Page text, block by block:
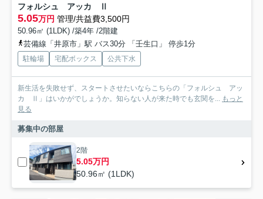
フォルシュ アッカ Ⅱ
5.05万円 管理/共益費3,500円
50.96㎡ (1LDK) /築4年 /2階建
芸備線「井原市」駅 バス30分 「壬生口」 停歩1分
駐輪場 宅配ボックス 公共下水
新生活を失敗せず、スタートさせたいならこちらの「フォルシュ アッ
カ Ⅱ」はいかがでしょうか。知らない人が来た時でも玄関を...
もっと
見る
募集中の部屋
2階
5.05万円
50.96㎡ (1LDK)